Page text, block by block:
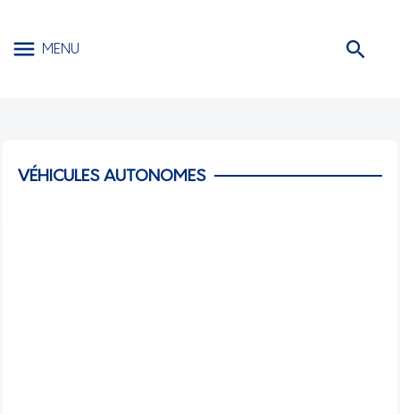
MENU
VÉHICULES AUTONOMES